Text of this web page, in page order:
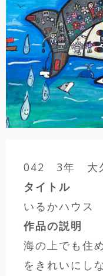
042 3年 大
タイトル
いるかハウス
作品の説明
海の上でも住
をきれいにし